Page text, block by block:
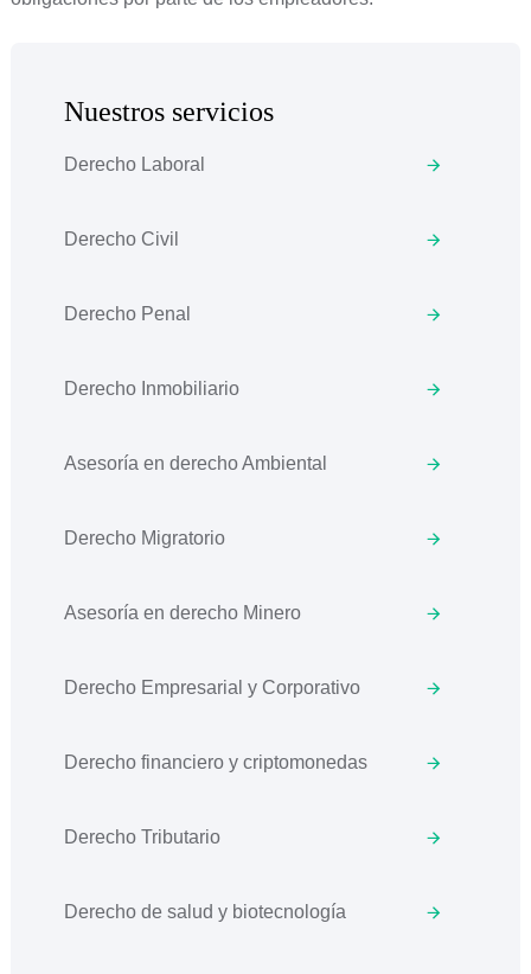
Nuestros servicios
Derecho Laboral
Derecho Civil
Derecho Penal
Derecho Inmobiliario
Asesoría en derecho Ambiental
Derecho Migratorio
Asesoría en derecho Minero
Derecho Empresarial y Corporativo
Derecho financiero y criptomonedas
Derecho Tributario
Derecho de salud y biotecnología